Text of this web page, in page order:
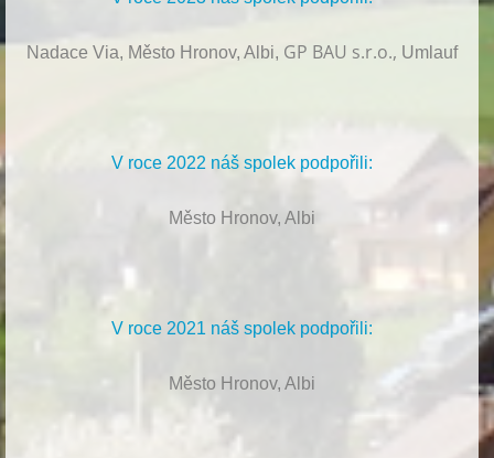
Nadace Via, Město Hronov, Albi, GP BAU s.r.o., Umlauf
V roce 2022 náš spolek podpořili:
Město Hronov, Albi
V roce 2021 náš spolek podpořili:
Město Hronov, Albi